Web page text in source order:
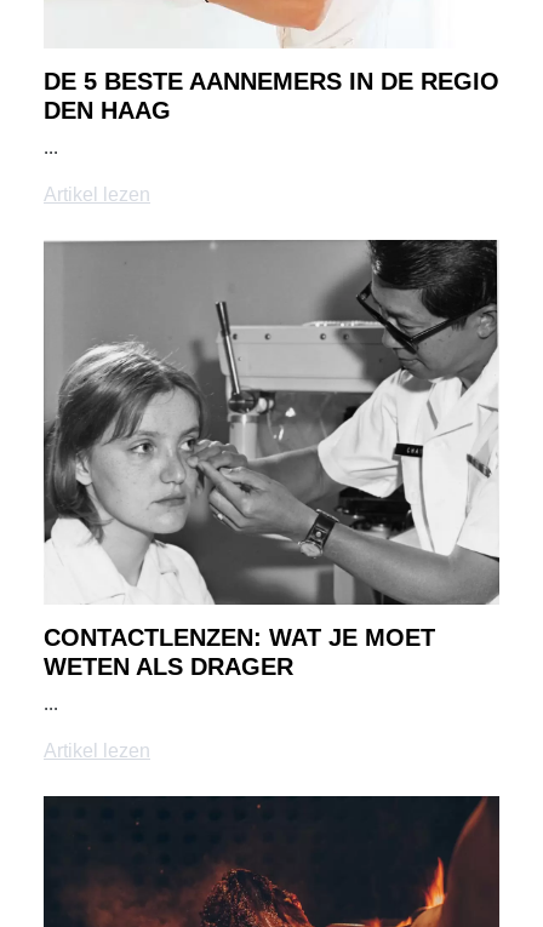
DE 5 BESTE AANNEMERS IN DE REGIO
DEN HAAG
...
Artikel lezen
CONTACTLENZEN: WAT JE MOET
WETEN ALS DRAGER
...
Artikel lezen